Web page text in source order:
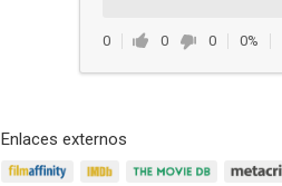
0 0 0 0%
Enlaces externos